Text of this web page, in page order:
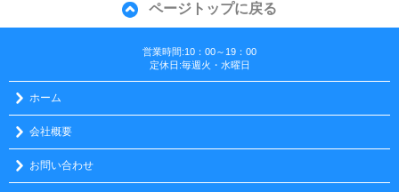
ページトップに戻る
営業時間:10：00～19：00
定休日:毎週火・水曜日
ホーム
会社概要
お問い合わせ